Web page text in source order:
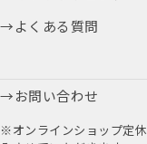
よくある質問
お問い合わせ
※オンラインショップ定